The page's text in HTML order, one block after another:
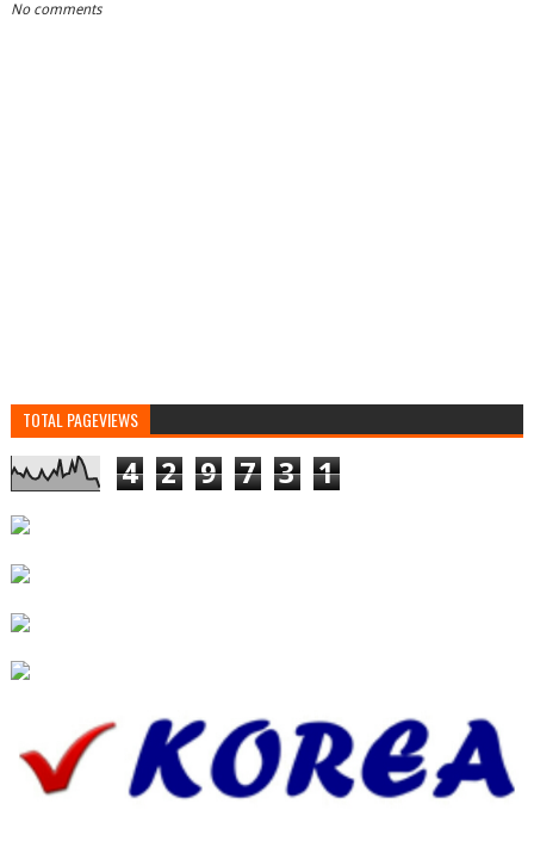
No comments
TOTAL PAGEVIEWS
4 2 9 7 3 1